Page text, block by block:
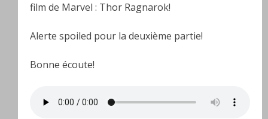
film de Marvel : Thor Ragnarok!
Alerte spoiled pour la deuxième partie!
Bonne écoute!